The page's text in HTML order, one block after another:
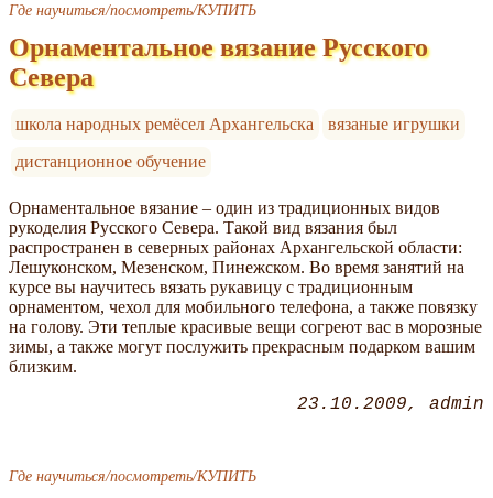
Где научиться/посмотреть/КУПИТЬ
Орнаментальное вязание Русского
Севера
школа народных ремёсел Архангельска
вязаные игрушки
дистанционное обучение
Орнаментальное вязание – один из традиционных видов
рукоделия Русского Севера. Такой вид вязания был
распространен в северных районах Архангельской области:
Лешуконском, Мезенском, Пинежском. Во время занятий на
курсе вы научитесь вязать рукавицу с традиционным
орнаментом, чехол для мобильного телефона, а также повязку
на голову. Эти теплые красивые вещи согреют вас в морозные
зимы, а также могут послужить прекрасным подарком вашим
близким.
23.10.2009 admin
Где научиться/посмотреть/КУПИТЬ